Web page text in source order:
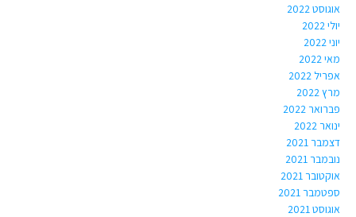
אוגוסט 2022
יולי 2022
יוני 2022
מאי 2022
אפריל 2022
מרץ 2022
פברואר 2022
ינואר 2022
דצמבר 2021
נובמבר 2021
אוקטובר 2021
ספטמבר 2021
אוגוסט 2021